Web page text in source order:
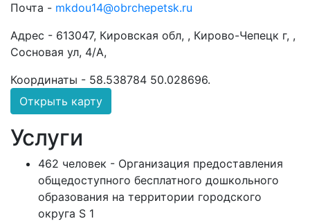
Почта - mkdou14@obrchepetsk.ru
Адрес - 613047, Кировская обл, , Кирово-Чепецк г, ,
Сосновая ул, 4/А,
Координаты - 58.538784 50.028696.
Открыть карту
Услуги
462 человек - Организация предоставления
общедоступного бесплатного дошкольного
образования на территории городского
округа S 1